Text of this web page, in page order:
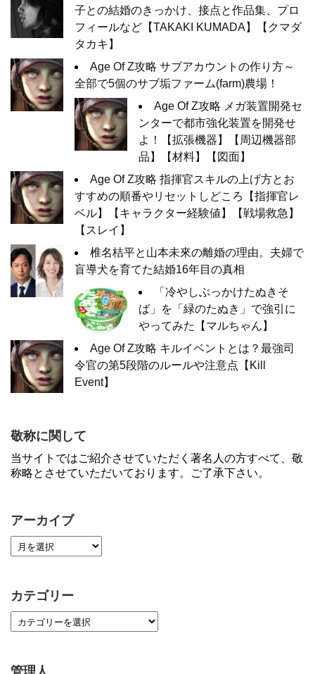
子との結婚のきっかけ、接点と作品集、プロ
フィールなど【TAKAKI KUMADA】【クマダ
タカキ】
Age Of Z攻略 サブアカウントの作り方～
全部で5個のサブ垢ファーム(farm)農場！
Age Of Z攻略 メガ装置開発セ
ンターで都市強化装置を開発せ
よ！【拡張機器】【周辺機器部
品】【材料】【図面】
Age Of Z攻略 指揮官スキルの上げ方とお
すすめの順番やリセットしどころ【指揮官レ
ベル】【キャラクター経験値】【戦場救急】
【スレイ】
椎名桔平と山本未來の離婚の理由。夫婦で
盲導犬を育てた結婚16年目の真相
「冷やしぶっかけたぬきそ
ば」を「緑のたぬき」で強引に
やってみた【マルちゃん】
Age Of Z攻略 キルイベントとは？最強司
令官の第5段階のルールや注意点【Kill
Event】
敬称に関して
当サイトではご紹介させていただく著名人の方すべて、敬
称略とさせていただいております。ご了承下さい。
アーカイブ
カテゴリー
管理人